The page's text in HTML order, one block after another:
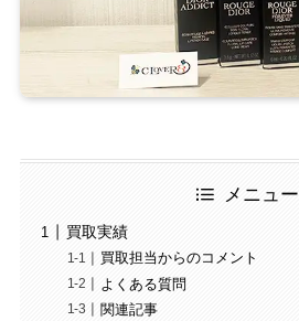
メニュー
買取実績
買取担当からのコメント
よくある質問
関連記事